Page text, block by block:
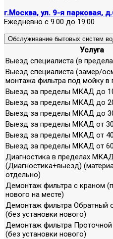
г.Москва, ул. 9-я парковая,
Ежедневно с 9.00 до 19.00
Обслуживание бытовых систем
Услуга
Выезд специалиста (в
Выезд специалиста (замер/
монтажа фильтра под мойку
Выезд за пределы МКАД до
Выезд за пределы МКАД до
Выезд за пределы МКАД до
Выезд за пределы МКАД от
Выезд за пределы МКАД от
Выезд за пределы МКАД от
Диагностика в пределах МКАД
(Диагностика+выезд)
отдельно)
Демонтаж фильтра с краном
нового на месте)
Демонтаж фильтра Обратный
(без установки нового)
Демонтаж фильтра Проточной
(без установки нового)